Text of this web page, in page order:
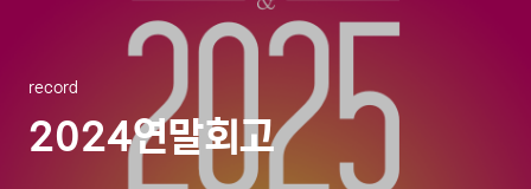
record
2024연말회고